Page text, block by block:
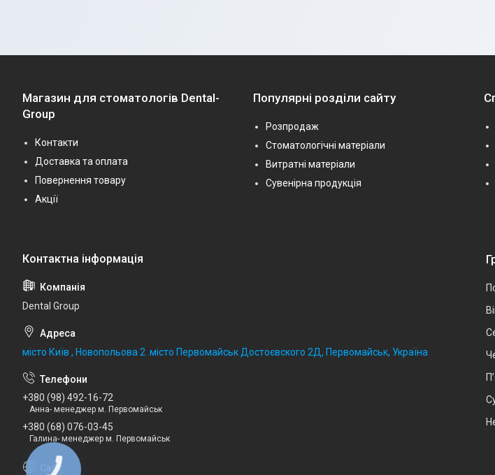
Магазин для стоматологів Dental-
Group
Контакти
Доставка та оплата
Повернення товару
Акції
Популярні розділи сайту
Розпродаж
Стоматологічні матеріали
Витратні матеріали
Сувенірна продукція
Dental Group
місто Київ , Новопольова 2 .місто Первомайськ Достоєвского 2Д, Первомайськ, Україна
+380 (98) 492-16-72
Анна- менеджер м. Первомайськ
+380 (68) 076-03-45
Галина- менеджер м. Первомайськ